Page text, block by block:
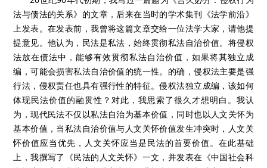
法与债法的关系》的文章，后来在当时的学术集刊《法学前沿》
上发表。在发表前，我曾将这篇文章交给一位法学大家，请他提
提意见。他认为，民法是私法，始终贯彻私法自治价值。将侵权
法放在债法中，能够有效贯彻私法自治价值，如果将其独立成
编，可能会损害私法自治价值的统一性。的确，侵权法主要是强
行法，侵权责任也具有强行性的特征。侵权法独立成编，该如何
体现民法价值的融贯性？对此，我思索了很久才想明白。我认
为，现代民法不仅以私法自治为基本价值，同时也以人文关怀为
基本价值，当私法自治价值与人文关怀价值发生冲突时，人文关
怀价值应当优先，人文关怀应当是民法的首要价值。在此基础
上，我撰写了《民法的人文关怀》一文，并发表在《中国社会科